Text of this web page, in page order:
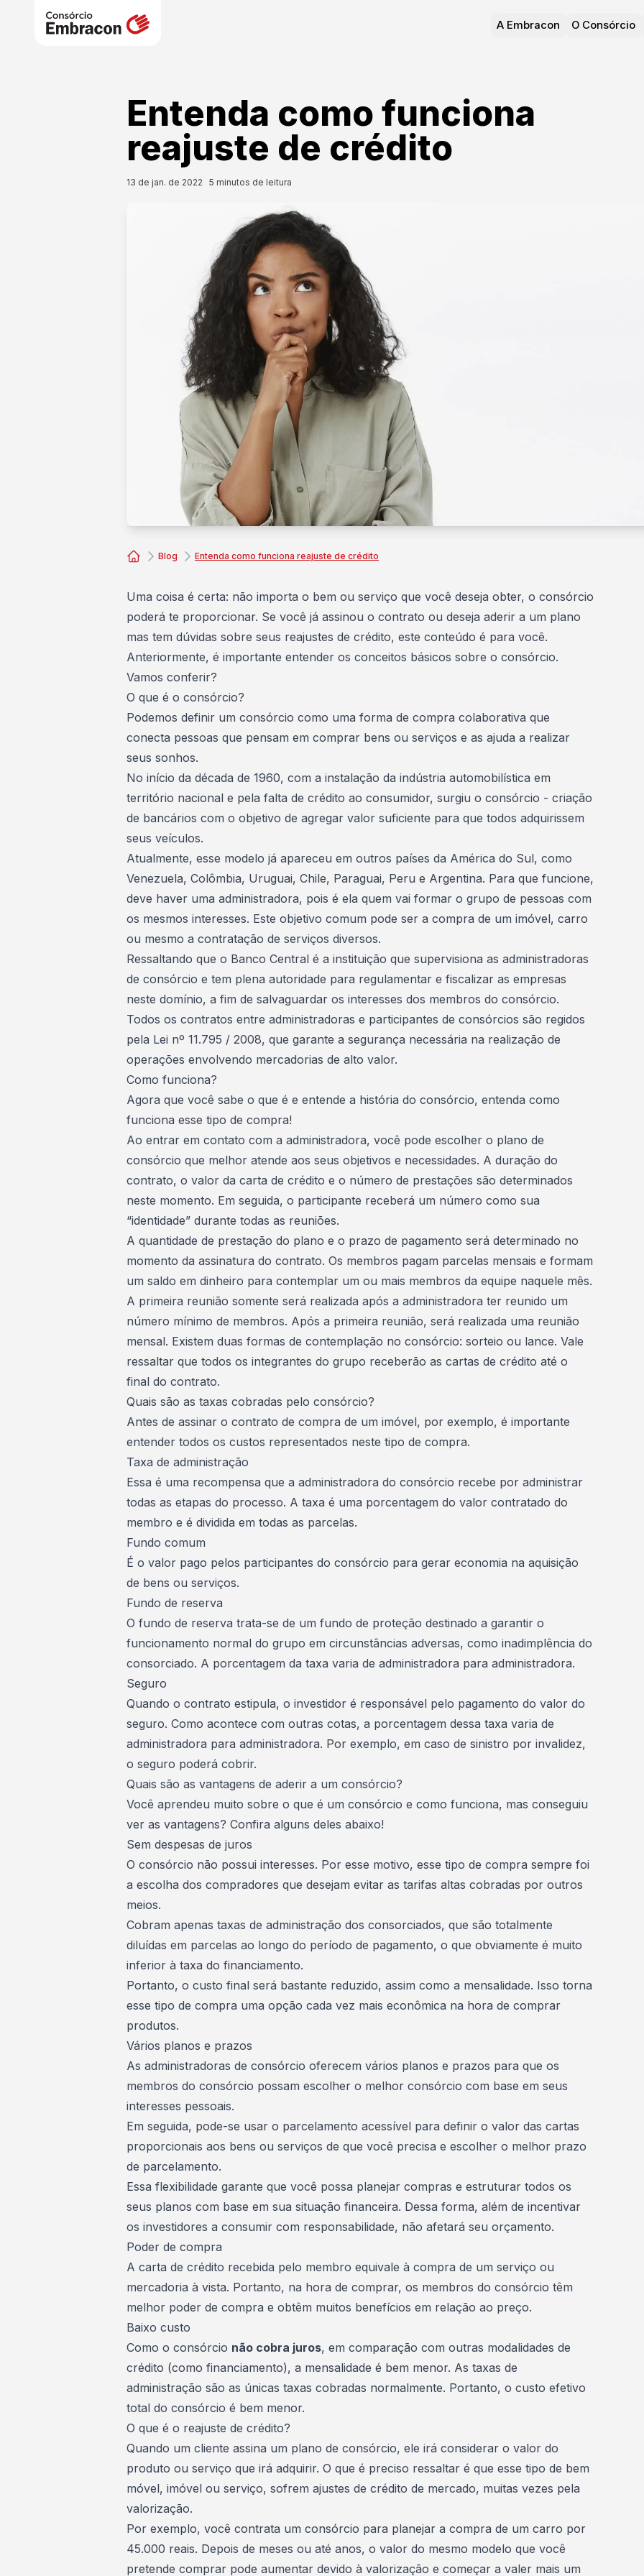
A Embracon O Consórcio
Entenda como funciona
reajuste de crédito
13 de jan. de 2022 5 minutos de leitura
Blog Entenda como funciona reajuste de crédito
Uma coisa é certa: não importa o bem ou serviço que você deseja obter, o consórcio
poderá te proporcionar. Se você já assinou o contrato ou deseja aderir a um plano
mas tem dúvidas sobre seus reajustes de crédito, este conteúdo é para você.
Anteriormente, é importante entender os conceitos básicos sobre o consórcio.
Vamos conferir?
O que é o consórcio?
Podemos definir um consórcio como uma forma de compra colaborativa que
conecta pessoas que pensam em comprar bens ou serviços e as ajuda a realizar
seus sonhos.
No início da década de 1960, com a instalação da indústria automobilística em
território nacional e pela falta de crédito ao consumidor, surgiu o consórcio - criação
de bancários com o objetivo de agregar valor suficiente para que todos adquirissem
seus veículos.
Atualmente, esse modelo já apareceu em outros países da América do Sul, como
Venezuela, Colômbia, Uruguai, Chile, Paraguai, Peru e Argentina. Para que funcione,
deve haver uma administradora, pois é ela quem vai formar o grupo de pessoas com
os mesmos interesses. Este objetivo comum pode ser a compra de um imóvel, carro
ou mesmo a contratação de serviços diversos.
Ressaltando que o Banco Central é a instituição que supervisiona as administradoras
de consórcio e tem plena autoridade para regulamentar e fiscalizar as empresas
neste domínio, a fim de salvaguardar os interesses dos membros do consórcio.
Todos os contratos entre administradoras e participantes de consórcios são regidos
pela Lei nº 11.795 / 2008, que garante a segurança necessária na realização de
operações envolvendo mercadorias de alto valor.
Como funciona?
Agora que você sabe o que é e entende a história do consórcio, entenda como
funciona esse tipo de compra!
Ao entrar em contato com a administradora, você pode escolher o plano de
consórcio que melhor atende aos seus objetivos e necessidades. A duração do
contrato, o valor da carta de crédito e o número de prestações são determinados
neste momento. Em seguida, o participante receberá um número como sua
“identidade” durante todas as reuniões.
A quantidade de prestação do plano e o prazo de pagamento será determinado no
momento da assinatura do contrato. Os membros pagam parcelas mensais e formam
um saldo em dinheiro para contemplar um ou mais membros da equipe naquele mês.
A primeira reunião somente será realizada após a administradora ter reunido um
número mínimo de membros. Após a primeira reunião, será realizada uma reunião
mensal. Existem duas formas de contemplação no consórcio: sorteio ou lance. Vale
ressaltar que todos os integrantes do grupo receberão as cartas de crédito até o
final do contrato.
Quais são as taxas cobradas pelo consórcio?
Antes de assinar o contrato de compra de um imóvel, por exemplo, é importante
entender todos os custos representados neste tipo de compra.
Taxa de administração
Essa é uma recompensa que a administradora do consórcio recebe por administrar
todas as etapas do processo. A taxa é uma porcentagem do valor contratado do
membro e é dividida em todas as parcelas.
Fundo comum
É o valor pago pelos participantes do consórcio para gerar economia na aquisição
de bens ou serviços.
Fundo de reserva
O fundo de reserva trata-se de um fundo de proteção destinado a garantir o
funcionamento normal do grupo em circunstâncias adversas, como inadimplência do
consorciado. A porcentagem da taxa varia de administradora para administradora.
Seguro
Quando o contrato estipula, o investidor é responsável pelo pagamento do valor do
seguro. Como acontece com outras cotas, a porcentagem dessa taxa varia de
administradora para administradora. Por exemplo, em caso de sinistro por invalidez,
o seguro poderá cobrir.
Quais são as vantagens de aderir a um consórcio?
Você aprendeu muito sobre o que é um consórcio e como funciona, mas conseguiu
ver as vantagens? Confira alguns deles abaixo!
Sem despesas de juros
O consórcio não possui interesses. Por esse motivo, esse tipo de compra sempre foi
a escolha dos compradores que desejam evitar as tarifas altas cobradas por outros
meios.
Cobram apenas taxas de administração dos consorciados, que são totalmente
diluídas em parcelas ao longo do período de pagamento, o que obviamente é muito
inferior à taxa do financiamento.
Portanto, o custo final será bastante reduzido, assim como a mensalidade. Isso torna
esse tipo de compra uma opção cada vez mais econômica na hora de comprar
produtos.
Vários planos e prazos
As administradoras de consórcio oferecem vários planos e prazos para que os
membros do consórcio possam escolher o melhor consórcio com base em seus
interesses pessoais.
Em seguida, pode-se usar o parcelamento acessível para definir o valor das cartas
proporcionais aos bens ou serviços de que você precisa e escolher o melhor prazo
de parcelamento.
Essa flexibilidade garante que você possa planejar compras e estruturar todos os
seus planos com base em sua situação financeira. Dessa forma, além de incentivar
os investidores a consumir com responsabilidade, não afetará seu orçamento.
Poder de compra
A carta de crédito recebida pelo membro equivale à compra de um serviço ou
mercadoria à vista. Portanto, na hora de comprar, os membros do consórcio têm
melhor poder de compra e obtêm muitos benefícios em relação ao preço.
Baixo custo
Como o consórcio não cobra juros, em comparação com outras modalidades de
crédito (como financiamento), a mensalidade é bem menor. As taxas de
administração são as únicas taxas cobradas normalmente. Portanto, o custo efetivo
total do consórcio é bem menor.
O que é o reajuste de crédito?
Quando um cliente assina um plano de consórcio, ele irá considerar o valor do
produto ou serviço que irá adquirir. O que é preciso ressaltar é que esse tipo de bem
móvel, imóvel ou serviço, sofrem ajustes de crédito de mercado, muitas vezes pela
valorização.
Por exemplo, você contrata um consórcio para planejar a compra de um carro por
45.000 reais. Depois de meses ou até anos, o valor do mesmo modelo que você
pretende comprar pode aumentar devido à valorização e começar a valer mais um